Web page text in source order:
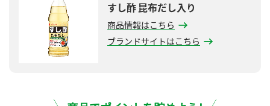
すし酢 昆布だし入り
商品情報はこちら
ブランドサイトはこちら